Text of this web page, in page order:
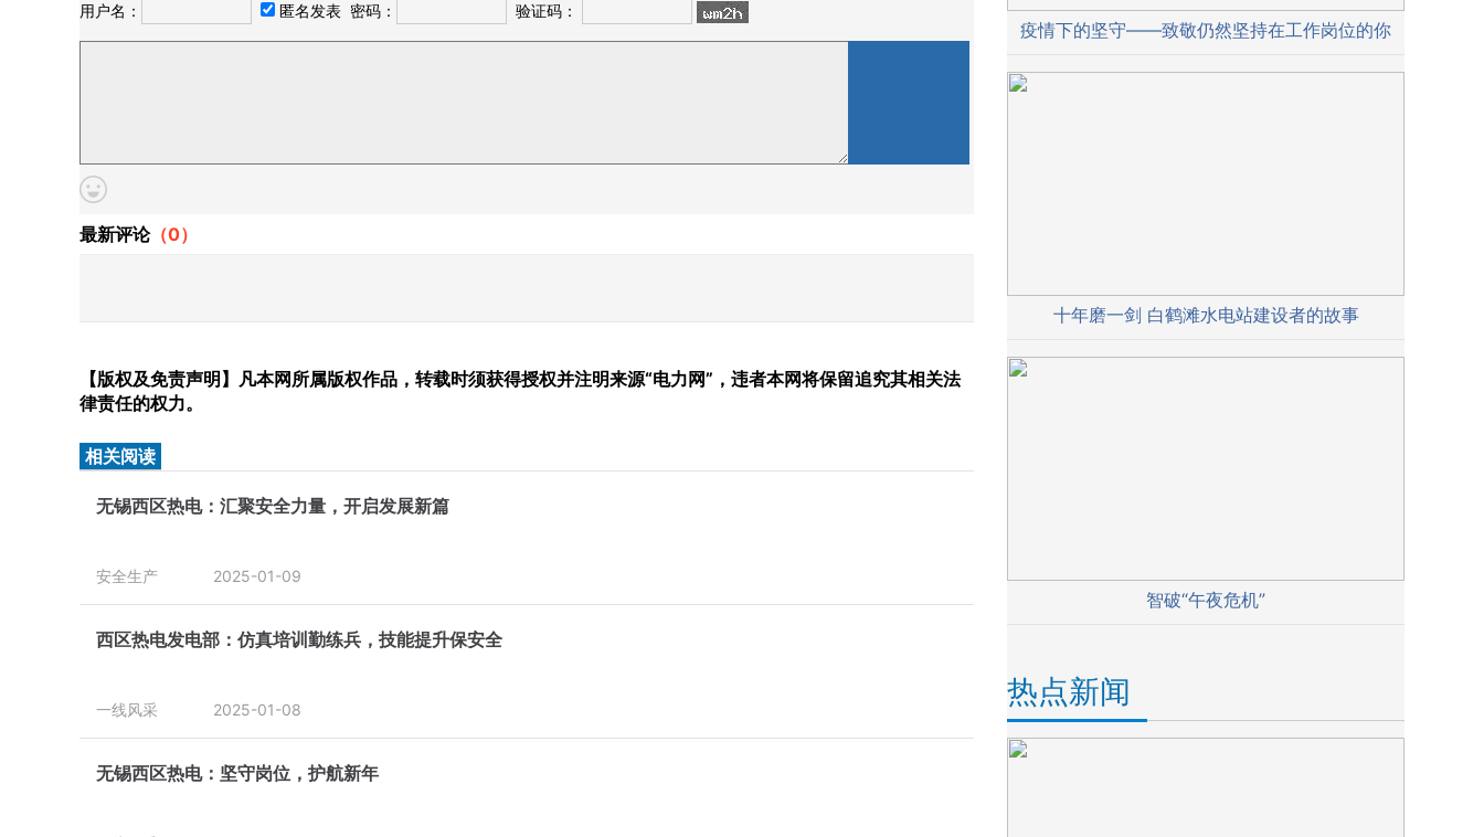
用户名： 匿名发表 密码： 验证码：
最新评论（0）
【版权及免责声明】凡本网所属版权作品，转载时须获得授权并注明来源“电力网”，违者本网将保留追究其相关法
律责任的权力。
相关阅读
无锡西区热电：汇聚安全力量，开启发展新篇
安全生产 2025-01-09
西区热电发电部：仿真培训勤练兵，技能提升保安全
一线风采 2025-01-08
无锡西区热电：坚守岗位，护航新年
疫情下的坚守——致敬仍然坚持在工作岗位的你
十年磨一剑 白鹤滩水电站建设者的故事
智破“午夜危机”
热点新闻